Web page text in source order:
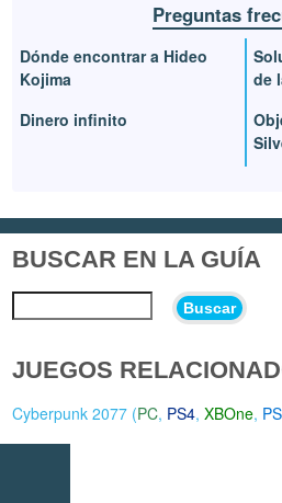
Preguntas
Dónde encontrar a Hideo
Kojima
Dinero infinito
de
BUSCAR EN LA GUÍA
Buscar
JUEGOS
Cyberpunk 2077 (PC, PS4,XBOne,